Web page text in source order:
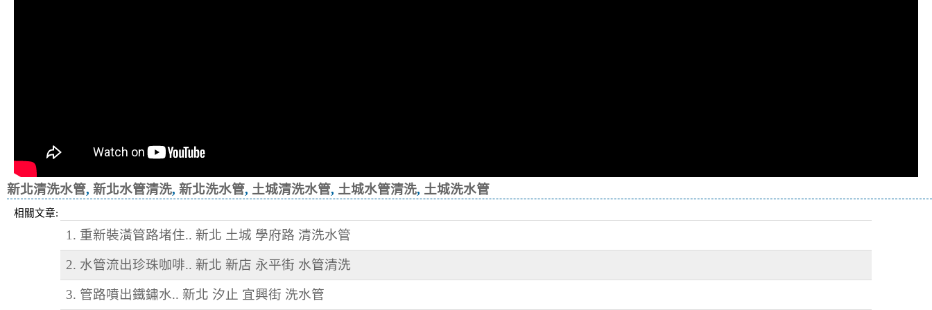
新北清洗水管, 新北水管清洗, 新北洗水管, 土城清洗水管, 土城水管清洗, 土城洗水管
相關文章:
1. 重新裝潢管路堵住.. 新北 土城 學府路 清洗水管
2. 水管流出珍珠咖啡.. 新北 新店 永平街 水管清洗
3. 管路噴出鐵鏽水.. 新北 汐止 宜興街 洗水管